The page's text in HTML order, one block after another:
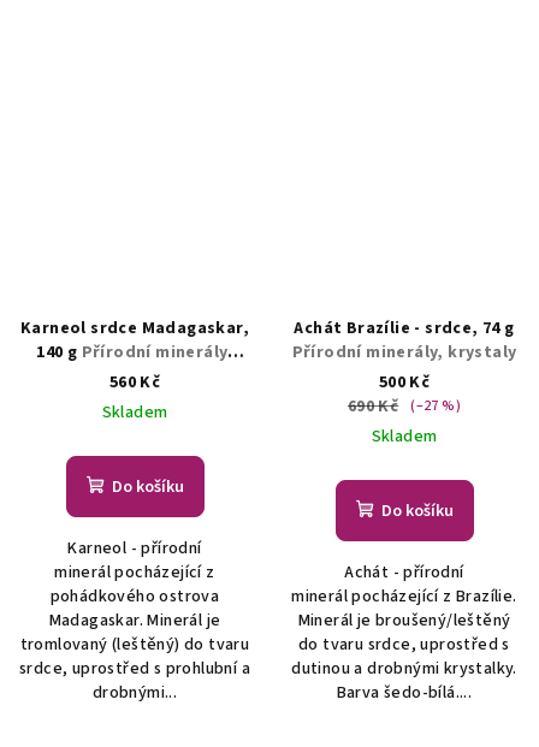
Karneol srdce Madagaskar,
140 g Přírodní minerály,
krystaly
560 Kč
Skladem
Do košíku
Karneol - přírodní
minerál pocházející z
pohádkového ostrova
Madagaskar. Minerál je
tromlovaný (leštěný) do tvaru
srdce, uprostřed s prohlubní a
drobnými...
Achát Brazílie - srdce, 74 g
Přírodní minerály, krystaly
500 Kč
690 Kč (–27 %)
Skladem
Do košíku
Achát - přírodní
minerál pocházející z Brazílie.
Minerál je broušený/leštěný
do tvaru srdce, uprostřed s
dutinou a drobnými krystalky.
Barva šedo-bílá....